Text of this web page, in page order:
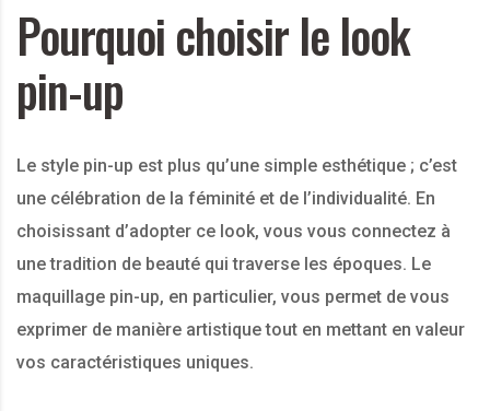
Pourquoi choisir le look
pin-up
Le style pin-up est plus qu’une simple esthétique ; c’est
une célébration de la féminité et de l’individualité. En
choisissant d’adopter ce look, vous vous connectez à
une tradition de beauté qui traverse les époques. Le
maquillage pin-up, en particulier, vous permet de vous
exprimer de manière artistique tout en mettant en valeur
vos caractéristiques uniques.